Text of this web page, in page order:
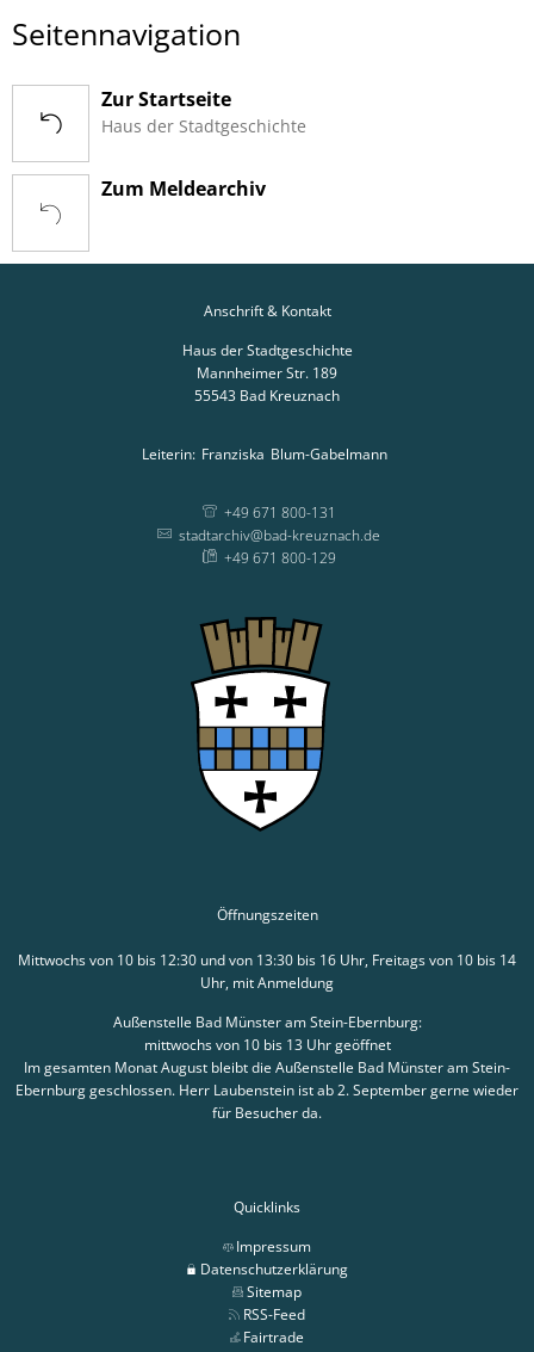
Seitennavigation
Zur Startseite
Haus der Stadtgeschichte
Zum Meldearchiv
Anschrift & Kontakt
Haus der Stadtgeschichte
Mannheimer Str. 189
55543 Bad Kreuznach
Leiterin: Franziska Blum-Gabelmann
+49 671 800-131
stadtarchiv@bad-kreuznach.de
+49 671 800-129
Öffnungszeiten
Mittwochs von 10 bis 12:30 und von 13:30 bis 16 Uhr, Freitags von 10 bis 14
Uhr, mit Anmeldung
Außenstelle Bad Münster am Stein-Ebernburg:
mittwochs von 10 bis 13 Uhr geöffnet
Im gesamten Monat August bleibt die Außenstelle Bad Münster am Stein-
Ebernburg geschlossen. Herr Laubenstein ist ab 2. September gerne wieder
für Besucher da.
Quicklinks
Impressum
Datenschutzerklärung
Sitemap
RSS-Feed
Fairtrade